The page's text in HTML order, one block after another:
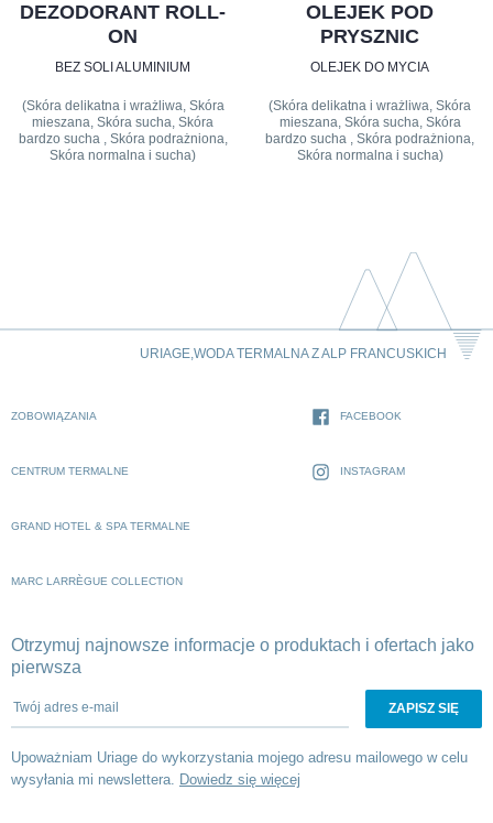
DEZODORANT ROLL-
ON
BEZ SOLI ALUMINIUM
(Skóra delikatna i wrażliwa, Skóra
mieszana, Skóra sucha, Skóra
bardzo sucha , Skóra podrażniona,
Skóra normalna i sucha)
OLEJEK POD
PRYSZNIC
OLEJEK DO MYCIA
(Skóra delikatna i wrażliwa, Skóra
mieszana, Skóra sucha, Skóra
bardzo sucha , Skóra podrażniona,
Skóra normalna i sucha)
URIAGE,WODA TERMALNA Z ALP FRANCUSKICH
ZOBOWIĄZANIA
CENTRUM TERMALNE
GRAND HOTEL & SPA TERMALNE
MARC LARRÈGUE COLLECTION
FACEBOOK
INSTAGRAM
Otrzymuj najnowsze informacje o produktach i ofertach jako
pierwsza
Twój adres e-mail
Upoważniam Uriage do wykorzystania mojego adresu mailowego w celu
wysyłania mi newslettera. Dowiedz się więcej